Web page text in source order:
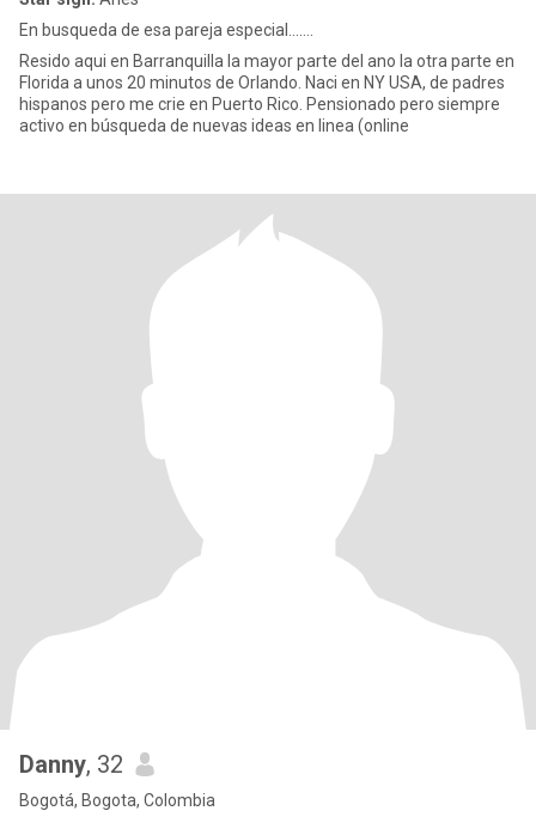
En busqueda de esa pareja especial.......
Resido aqui en Barranquilla la mayor parte del ano la otra parte en
Florida a unos 20 minutos de Orlando. Naci en NY USA, de padres
hispanos pero me crie en Puerto Rico. Pensionado pero siempre
activo en búsqueda de nuevas ideas en linea (online
Danny, 32
Bogotá, Bogota, Colombia